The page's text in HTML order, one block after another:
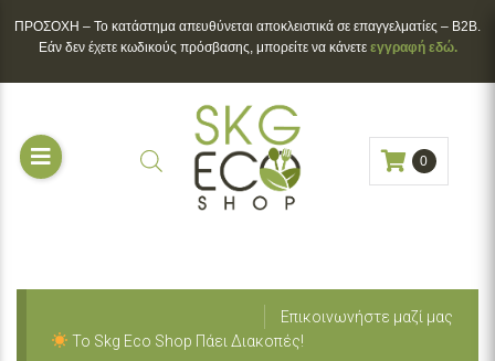
ΠΡΟΣΟΧΗ – To κατάστημα απευθύνεται αποκλειστικά σε επαγγελματίες – B2B.
Εάν δεν έχετε κωδικούς πρόσβασης, μπορείτε να κάνετε εγγραφή εδώ.
0
Επικοινωνήστε μαζί μας
Το Skg Eco Shop Πάει Διακοπές!